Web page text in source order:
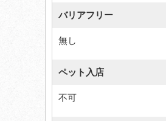
バリアフリー
無し
ペット入店
不可